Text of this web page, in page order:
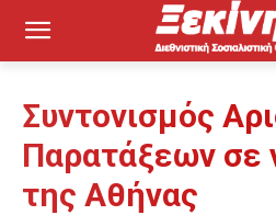
Συντονισμός
Παρατάξεων σε
της Αθήνας